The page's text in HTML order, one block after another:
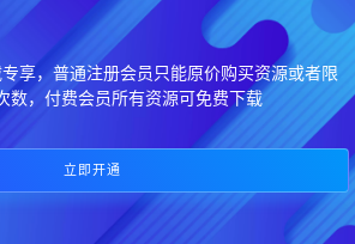
享，普通注册会员只能原价购买资源或者限
数，付费会员所有资源可免费下载
立即开通